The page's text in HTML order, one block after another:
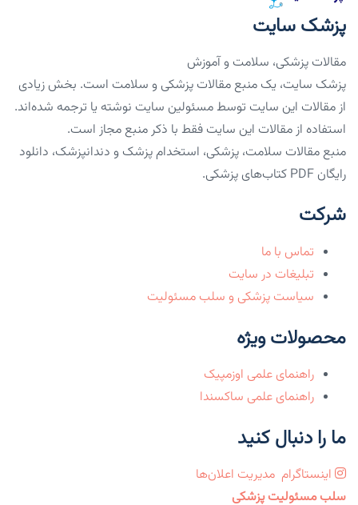
پزشک سایت
مقالات پزشکی، سلامت و آموزش
پزشک سایت، یک منبع مقالات پزشکی و سلامت است. بخش زیادی
از مقالات این سایت توسط مسئولین سایت نوشته یا ترجمه شده‌اند.
استفاده از مقالات این سایت فقط با ذکر منبع مجاز است.
منبع مقالات سلامت، پزشکی، استخدام پزشک و دندانپزشک، دانلود
رایگان PDF کتاب‌های پزشکی.
شرکت
تماس با ما
تبلیغات در سایت
سیاست پزشکی و سلب مسئولیت
محصولات ویژه
راهنمای علمی اوزمپیک
راهنمای علمی ساکسندا
ما را دنبال کنید
اینستاگرام مدیریت اعلان‌ها
سلب مسئولیت پزشکی